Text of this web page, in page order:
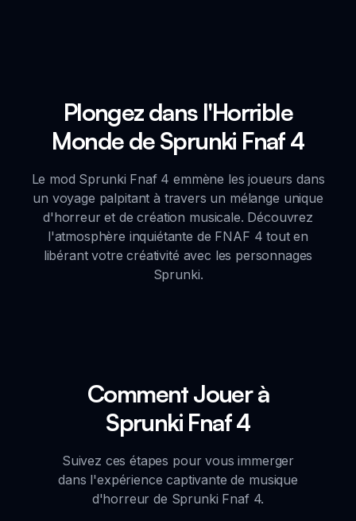
Plongez dans l'Horrible
Monde de Sprunki Fnaf 4
Le mod Sprunki Fnaf 4 emmène les joueurs dans
un voyage palpitant à travers un mélange unique
d'horreur et de création musicale. Découvrez
l'atmosphère inquiétante de FNAF 4 tout en
libérant votre créativité avec les personnages
Sprunki.
Comment Jouer à
Sprunki Fnaf 4
Suivez ces étapes pour vous immerger
dans l'expérience captivante de musique
d'horreur de Sprunki Fnaf 4.